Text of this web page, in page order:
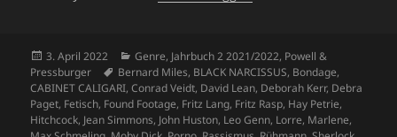
Veröffentlicht
am
3. April 2022 Kategorien
Genre, Jahrbuch 2 2021/2022, Powell &
Pressburger
Schlagwörter
Bernard Miles, BLACK NARCISSUS, Bondage,
CABINET CALIGARI,Conrad Veidt, David Lean, Deborah Kerr, Debra
Paget, Fetisch, Found Footage, Fritz Lang, Fritz Rasp, Hay Petrie,
Hitchcock, Jean Simmons, John Huston, Leo Genn, Lorre, Marlene,